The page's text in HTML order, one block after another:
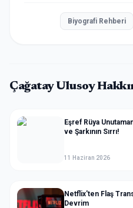
Biyografi Rehberi
Çağatay Ulusoy
Eşref Rüya
ve Şarkının Sırrı!
11 Haziran 2026
Netflix'ten Flaş
Devrim